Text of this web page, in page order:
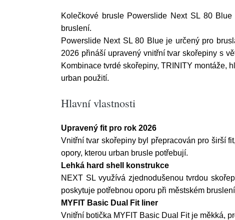
Kolečkové brusle Powerslide Next SL 80
bruslení.
Powerslide Next SL 80 Blue je určený pro
2026 přináší upravený vnitřní tvar skořepiny s
Kombinace tvrdé skořepiny, TRINITY montáže,
urban použití.
Hlavní vlastnosti
Upravený fit pro rok 2026
Vnitřní tvar skořepiny byl přepracován pro širší
opory, kterou urban brusle potřebují.
Lehká hard shell konstrukce
NEXT SL využívá zjednodušenou tvrdou
poskytuje potřebnou oporu při městském
MYFIT Basic Dual Fit liner
Vnitřní botička MYFIT Basic Dual Fit je měkká,